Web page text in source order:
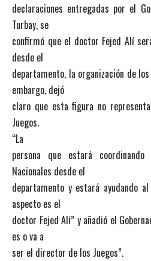
declaraciones entregadas por el
Turbay, se
confirmó que el doctor Fejed Alí
desde el
departamento, la organización de
embargo, dejó
claro que esta figura no
Juegos.
“La
persona que estará
Nacionales desde el
departamento y estará ayudando
aspecto es el
doctor Fejed Alí” y añadió el
es o va a
ser el director de los Juegos”.